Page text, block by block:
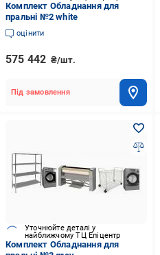
Комплект Обладнання для
пральні №2 white
оцінити
575 442 ₴/шт.
Під замовлення
Уточнюйте деталі у
найближчому ТЦ Епіцентр
Комплект Обладнання для